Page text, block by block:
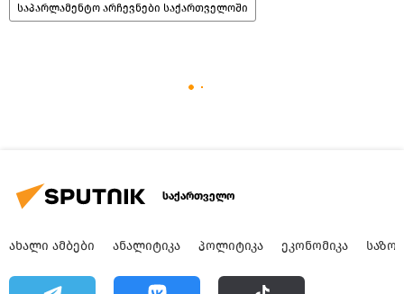
საპარლამენტო არჩევნები საქართველოში
საქართველო
ᲐᲮᲐᲚᲘ ᲐᲛᲑᲔᲑᲘ ᲐᲜᲐᲚᲘᲢᲘᲙᲐ ᲞᲝᲚᲘᲢᲘᲙᲐ ᲔᲙᲝᲜᲝᲛᲘᲙᲐ